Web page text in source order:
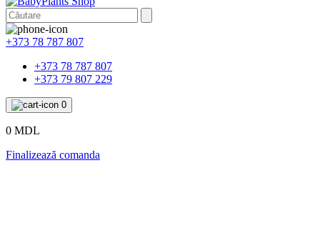
+373 78 787 807
+373 78 787 807
+373 79 807 229
0
0 MDL
Finalizează comanda